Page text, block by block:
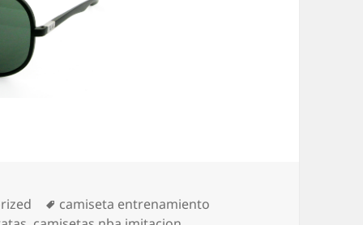
Etiquetas
camiseta entrenamiento